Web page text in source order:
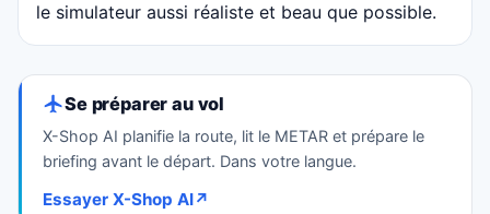
le simulateur aussi réaliste et beau que possible.
Se préparer au vol
X-Shop AI planifie la route, lit le METAR et prépare le
briefing avant le départ. Dans votre langue.
Essayer X-Shop AI↗